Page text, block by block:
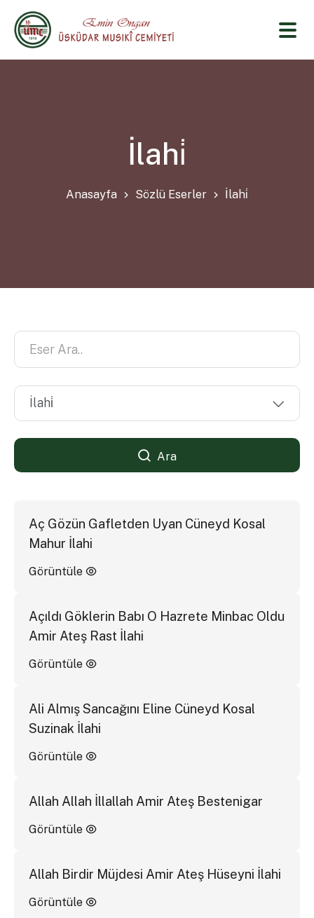
İlahi̇
Anasayfa Sözlü Eserler İlahi̇
Ara
Aç Gözün Gafletden Uyan Cüneyd Kosal
Mahur İlahi
Görüntüle
Açıldı Göklerin Babı O Hazrete Minbac Oldu
Amir Ateş Rast İlahi
Görüntüle
Ali Almış Sancağını Eline Cüneyd Kosal
Suzinak İlahi
Görüntüle
Allah Allah İllallah Amir Ateş Bestenigar
Görüntüle
Allah Birdir Müjdesi Amir Ateş Hüseyni İlahi
Görüntüle